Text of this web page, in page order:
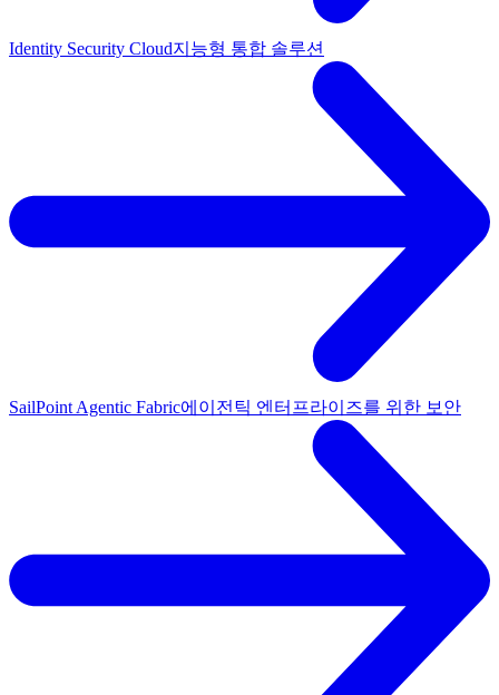
Identity Security Cloud지능형 통합 솔루션
SailPoint Agentic Fabric에이전틱 엔터프라이즈를 위한 보안